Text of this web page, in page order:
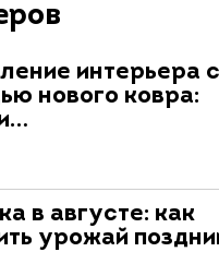
интерьера с
нового ковра:
в августе: как
урожай